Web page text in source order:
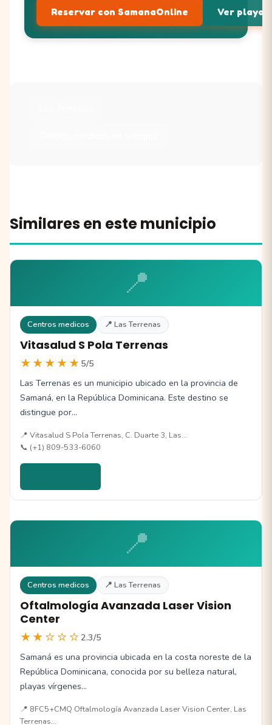
Reservar con SamanaOnline Ver playas
Similares en este municipio
📍
Centros medicos 📍 Las Terrenas
Vitasalud S Pola Terrenas
★★★★★ 5/5
Las Terrenas es un municipio ubicado en la provincia de
Samaná, en la República Dominicana. Este destino se
distingue por…
📍 Vitasalud S Pola Terrenas, C. Duarte 3, Las…
📞 (+1) 809-533-6060
📍
Centros medicos 📍 Las Terrenas
Oftalmología Avanzada Laser Vision
Center
★★☆☆☆2.3/5
Samaná es una provincia ubicada en la costa noreste de la
República Dominicana, conocida por su belleza natural,
playas vírgenes…
📍 8FC5+CMQ Oftalmología Avanzada Laser Vision Center, Las
Terrenas…